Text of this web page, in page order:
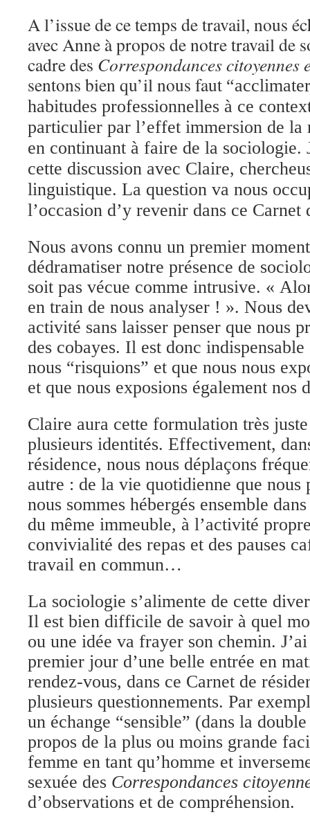
A l’issue de ce temps de travail, nous
avec Anne à propos de notre travail de
cadre des Correspondances citoyennes
sentons bien qu’il nous faut
habitudes professionnelles à ce
particulier par l’effet immersion de la
en continuant à faire de la sociologie.
cette discussion avec Claire,
linguistique. La question va nous
l’occasion d’y revenir dans ce Carnet
Nous avons connu un premier
dédramatiser notre présence de
soit pas vécue comme intrusive. «
en train de nous analyser ! ». Nous
activité sans laisser penser que nous
des cobayes. Il est donc
nous “risquions” et que nous nous
et que nous exposions également nos
Claire aura cette formulation très
plusieurs identités. Effectivement,
résidence, nous nous déplaçons
autre : de la vie quotidienne que nous
nous sommes hébergés ensemble
du même immeuble, à l’activité
convivialité des repas et des pauses
travail en commun…
La sociologie s’alimente de cette
Il est bien difficile de savoir à quel
ou une idée va frayer son chemin.
premier jour d’une belle entrée en
rendez-vous, dans ce Carnet de
plusieurs questionnements. Par
un échange “sensible” (dans la
propos de la plus ou moins grande
femme en tant qu’homme et
sexuée des Correspondances
d’observations et de compréhension.